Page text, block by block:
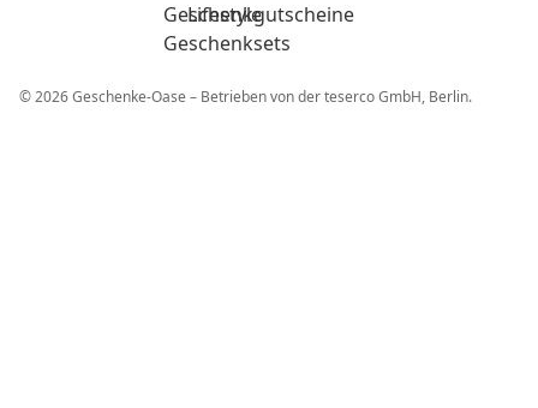
Geschenkgutscheine
Geschenksets
Lifestyle
© 2026 Geschenke-Oase – Betrieben von der teserco GmbH, Berlin.